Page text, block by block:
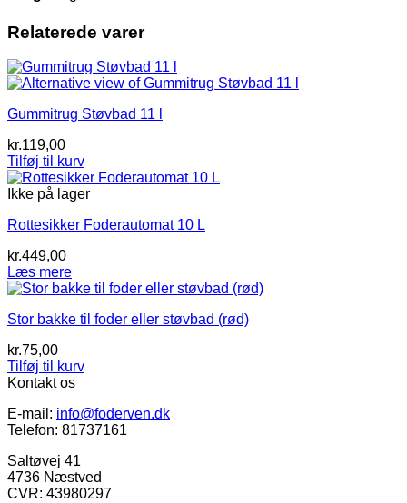
Relaterede varer
Gummitrug Støvbad 11 l
kr.119,00
Tilføj til kurv
Ikke på lager
Rottesikker Foderautomat 10 L
kr.449,00
Læs mere
Stor bakke til foder eller støvbad (rød)
kr.75,00
Tilføj til kurv
Kontakt os
E-mail: info@foderven.dk
Telefon: 81737161
Saltøvej 41
4736 Næstved
CVR: 43980297